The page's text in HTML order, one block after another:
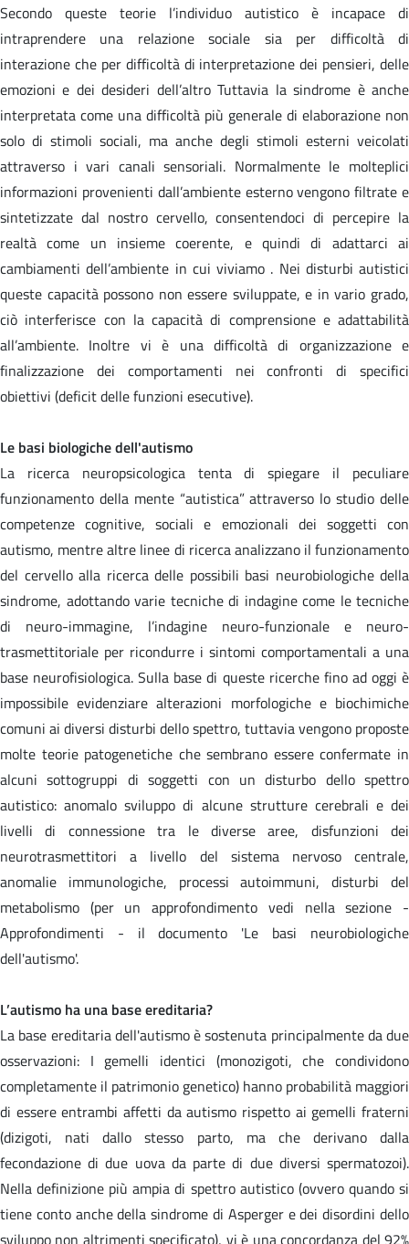
Secondo queste teorie l’individuo autistico è incapace di
intraprendere una relazione sociale sia per difficoltà di
interazione che per difficoltà di interpretazione dei pensieri, delle
emozioni e dei desideri dell’altro Tuttavia la sindrome è anche
interpretata come una difficoltà più generale di elaborazione non
solo di stimoli sociali, ma anche degli stimoli esterni veicolati
attraverso i vari canali sensoriali. Normalmente le molteplici
informazioni provenienti dall’ambiente esterno vengono filtrate e
sintetizzate dal nostro cervello, consentendoci di percepire la
realtà come un insieme coerente, e quindi di adattarci ai
cambiamenti dell’ambiente in cui viviamo . Nei disturbi autistici
queste capacità possono non essere sviluppate, e in vario grado,
ciò interferisce con la capacità di comprensione e adattabilità
all’ambiente. Inoltre vi è una difficoltà di organizzazione e
finalizzazione dei comportamenti nei confronti di specifici
obiettivi (deficit delle funzioni esecutive).
Le basi biologiche dell'autismo
La ricerca neuropsicologica tenta di spiegare il peculiare
funzionamento della mente “autistica” attraverso lo studio delle
competenze cognitive, sociali e emozionali dei soggetti con
autismo, mentre altre linee di ricerca analizzano il funzionamento
del cervello alla ricerca delle possibili basi neurobiologiche della
sindrome, adottando varie tecniche di indagine come le tecniche
di neuro-immagine, l’indagine neuro-funzionale e neuro-
trasmettitoriale per ricondurre i sintomi comportamentali a una
base neurofisiologica. Sulla base di queste ricerche fino ad oggi è
impossibile evidenziare alterazioni morfologiche e biochimiche
comuni ai diversi disturbi dello spettro, tuttavia vengono proposte
molte teorie patogenetiche che sembrano essere confermate in
alcuni sottogruppi di soggetti con un disturbo dello spettro
autistico: anomalo sviluppo di alcune strutture cerebrali e dei
livelli di connessione tra le diverse aree, disfunzioni dei
neurotrasmettitori a livello del sistema nervoso centrale,
anomalie immunologiche, processi autoimmuni, disturbi del
metabolismo (per un approfondimento vedi nella sezione -
Approfondimenti - il documento 'Le basi neurobiologiche
dell'autismo'.
L’autismo ha una base ereditaria?
La base ereditaria dell'autismo è sostenuta principalmente da due
osservazioni: I gemelli identici (monozigoti, che condividono
completamente il patrimonio genetico) hanno probabilità maggiori
di essere entrambi affetti da autismo rispetto ai gemelli fraterni
(dizigoti, nati dallo stesso parto, ma che derivano dalla
fecondazione di due uova da parte di due diversi spermatozoi).
Nella definizione più ampia di spettro autistico (ovvero quando si
tiene conto anche della sindrome di Asperger e dei disordini dello
sviluppo non altrimenti specificato), vi è una concordanza del 92%